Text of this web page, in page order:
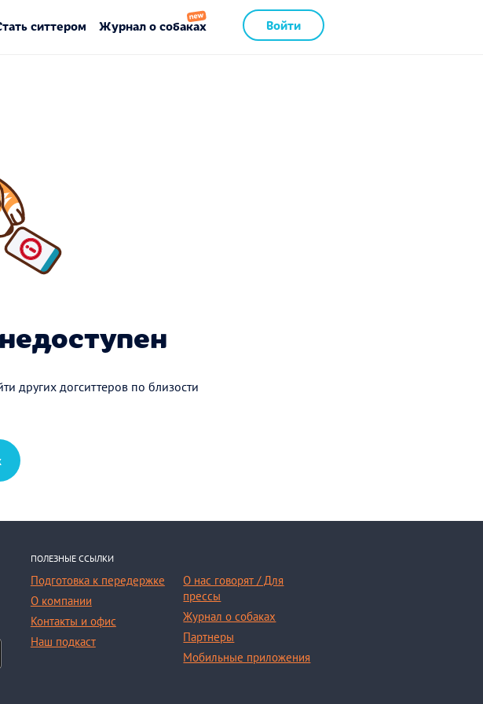
Войти
ситтером Журнал о собаках
других догситтеров по близости
ПОЛЕЗНЫЕ ССЫЛКИ
Подготовка к передержке
О компании
Контакты и офис
Наш подкаст
О нас говорят / Для
прессы
Журнал о собаках
Партнеры
Мобильные приложения